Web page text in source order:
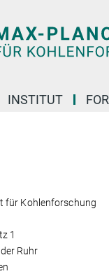
INSTITUT
für Kohlenforschung
1
Ruhr